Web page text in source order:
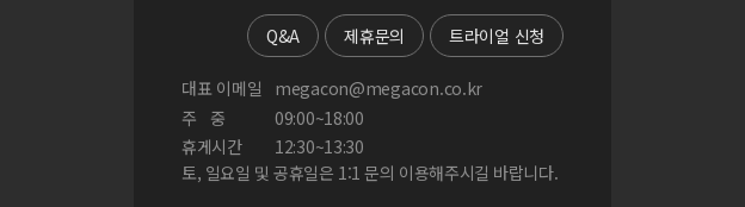
Q&A 제휴문의 트라이얼 신청
대표 이메일
megacon@megacon.co.kr
주
중
09:00~18:00
휴게시간
12:30~13:30
토, 일요일 및 공휴일은 1:1 문의 이용해주시길 바랍니다.